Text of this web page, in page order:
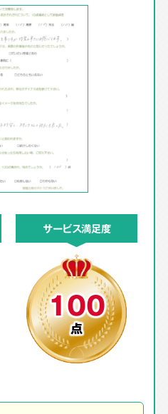
サービス満足度
100
点